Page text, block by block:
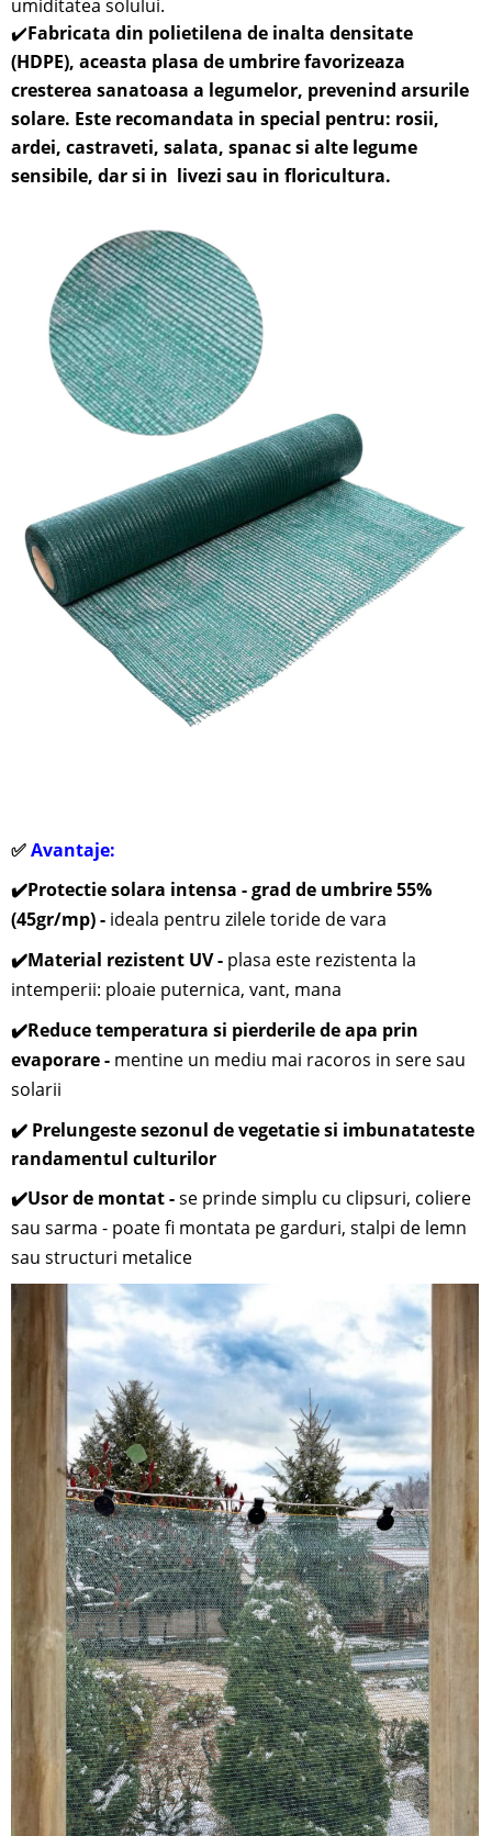
umiditatea solului.
✔️Fabricata din polietilena de inalta densitate
(HDPE), aceasta plasa de umbrire favorizeaza
cresterea sanatoasa a legumelor, prevenind arsurile
solare. Este recomandata in special pentru: rosii,
ardei, castraveti, salata, spanac si alte legume
sensibile,dar si in livezi sau in floricultura.
✅Avantaje:
✔️Protectie solara intensa - grad de umbrire 55%
(45gr/mp) - ideala pentru zilele toride de vara
✔️Material rezistent UV - plasa este rezistenta la
intemperii: ploaie puternica, vant, mana
✔️Reduce temperatura si pierderile de apa prin
evaporare - mentine un mediu mai racoros in sere sau
solarii
✔️ Prelungeste sezonul de vegetatie si imbunatateste
randamentul culturilor
✔️Usor de montat -se prinde simplu cu clipsuri, coliere
sau sarma - poate fi montata pe garduri, stalpi de lemn
sau structuri metalice